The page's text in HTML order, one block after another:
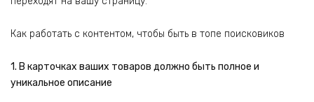
Как работать с контентом, чтобы быть в топе поисковиков
1. В карточках ваших товаров должно быть полное и
уникальное описание